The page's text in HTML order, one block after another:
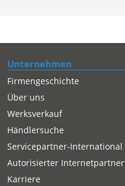
Unternehmen
Firmengeschichte
Über uns
Werksverkauf
Händlersuche
Servicepartner-International
Autorisierter Internetpartner
Karriere